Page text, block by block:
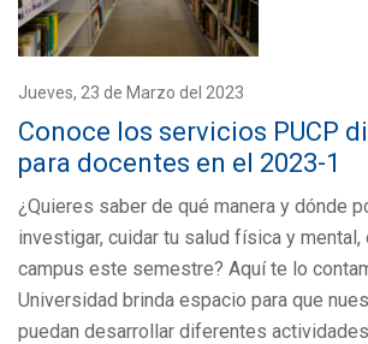
Jueves, 23 de Marzo del 2023
Conoce los servicios PUCP
para docentes en el 2023-1
¿Quieres saber de qué manera y dónde
investigar, cuidar tu salud física y mental,
campus este semestre? Aquí te lo
Universidad brinda espacio para que
puedan desarrollar diferentes